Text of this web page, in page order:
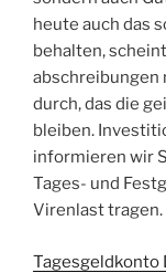
heute auch das
behalten,
abschreibungen
durch, das die
bleiben.
informieren wir
Tages- und
Virenlast tragen.
Tagesgeldkonto